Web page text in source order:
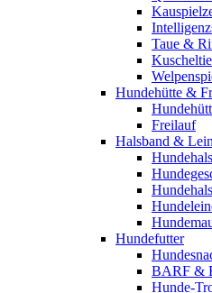
Taue &
Hundehütte &
Freilauf
Halsband &
Hundefutter
BARF &
Hunde-